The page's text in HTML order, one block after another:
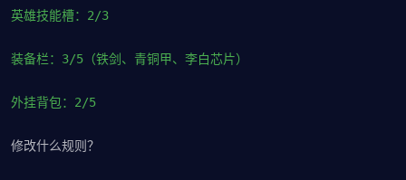
英雄技能槽：2/3
装备栏：3/5（铁剑、青铜甲、李白芯片）
外挂背包：2/5
修改什么规则？